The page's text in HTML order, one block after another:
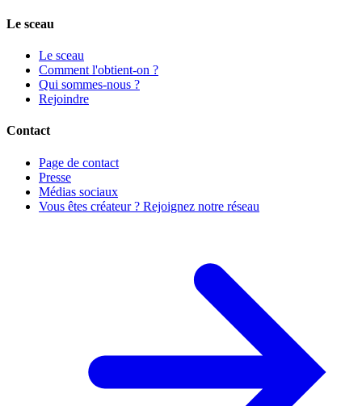
Le sceau
Le sceau
Comment l'obtient-on ?
Qui sommes-nous ?
Rejoindre
Contact
Page de contact
Presse
Médias sociaux
Vous êtes créateur ? Rejoignez notre réseau